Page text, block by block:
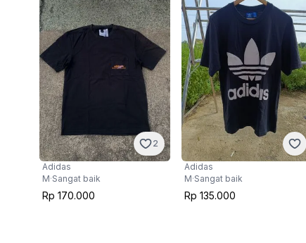
2
Adidas
M·Sangat baik
Rp 170.000
Adidas
M·Sangat baik
Rp 135.000